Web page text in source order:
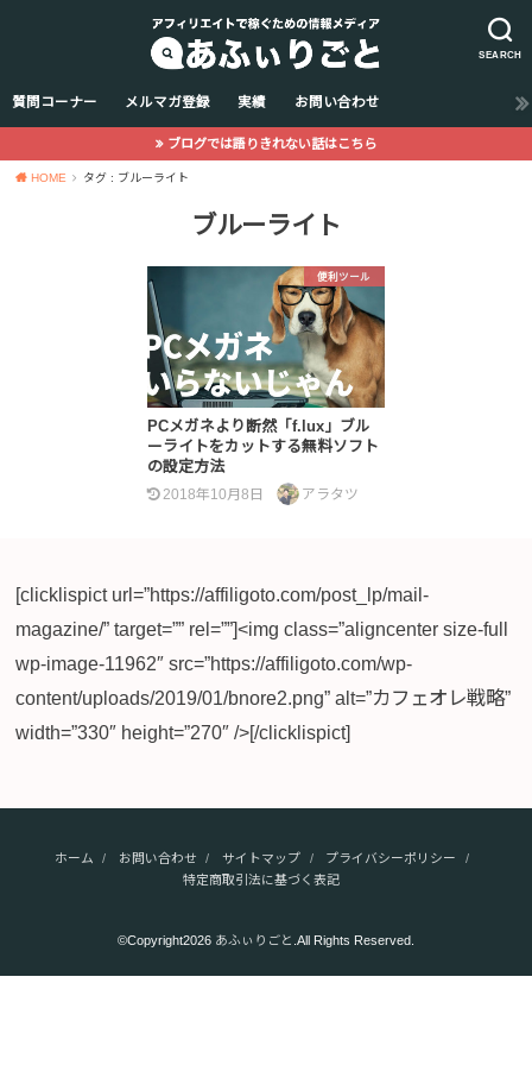
SEARCH
質問コーナー メルマガ登録 実績 お問い合わせ
ブログでは語りきれない話はこちら
HOME タグ : ブルーライト
ブルーライト
便利ツール
PCメガネより断然「f.lux」ブル
ーライトをカットする無料ソフト
の設定方法
2018年10月8日 アラタツ
[clicklispict url=”https://affiligoto.com/post_lp/mail-
magazine/” target=”” rel=””]<img class=”aligncenter size-full
wp-image-11962″ src=”https://affiligoto.com/wp-
content/uploads/2019/01/bnore2.png” alt=”カフェオレ戦略”
width=”330″ height=”270″ />[/clicklispict]
ホーム お問い合わせ サイトマップ
プライバシーポリシー
特定商取引法に基づく表記
©Copyright2026 あふぃりごと .All Rights Reserved.